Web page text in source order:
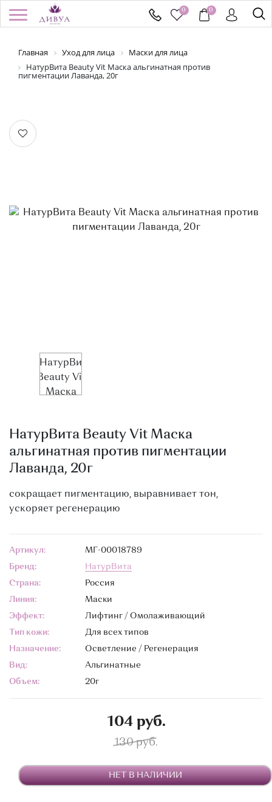
0 0
Войти / Регистрация
БРЕНДЫ
НОВИНКИ
Здравствуйте! Что вы ищете?
Главная Уход для лица
Маски для лица
НатурВита Beauty Vit Маска альгинатная против
пигментации Лаванда, 20г
НатурВита Beauty Vit Маска
альгинатная против пигментации
Лаванда, 20г
сокращает пигментацию, выравнивает тон,
ускоряет регенерацию
Артикул:
МГ-00018789
Бренд:
НатурВита
Страна:
Россия
Линия:
Маски
Эффект:
Лифтинг / Омолаживающий
Тип кожи:
Для всех типов
Назначение:
Осветление / Регенерация
Вид:
Альгинатные
Объем:
20г
104 руб.
130 руб.
НЕТ В НАЛИЧИИ